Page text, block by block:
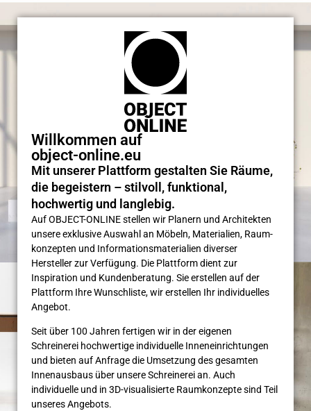
Willkommen auf
object-online.eu
Mit unserer Plattform gestalten Sie Räume,
die begeistern – stilvoll, funktional,
hochwertig und langlebig.
Auf OBJECT-ONLINE stellen wir Planern und Architekten
unsere exklusive Auswahl an Möbeln, Materialien, Raum­
konzepten und Informations­materialien diverser
Hersteller zur Verfügung. Die Plattform dient zur
Inspiration und Kunden­beratung. Sie erstellen auf der
Plattform Ihre Wunsch­liste, wir erstellen Ihr individuelles
Angebot.
Seit über 100 Jahren fertigen wir in der eigenen
Schreinerei hochwertige individuelle Inneneinrichtungen
und bieten auf Anfrage die Umsetzung des gesamten
Innenausbaus über unsere Schreinerei an. Auch
individuelle und in 3D-visualisierte Raumkonzepte sind Teil
unseres Angebots.